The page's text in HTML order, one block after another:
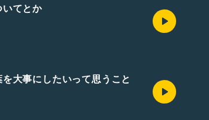
いてとか
を大事にしたいって思うこと